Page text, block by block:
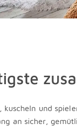
kuscheln und
an sicher,